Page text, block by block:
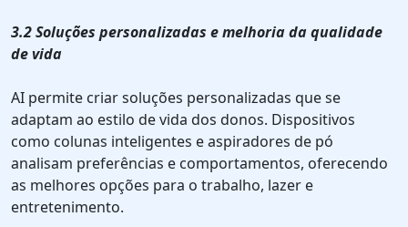
3.2 Soluções personalizadas e melhoria da qualidade
de vida
AI permite criar soluções personalizadas que se
adaptam ao estilo de vida dos donos. Dispositivos
como colunas inteligentes e aspiradores de pó
analisam preferências e comportamentos, oferecendo
as melhores opções para o trabalho, lazer e
entretenimento.